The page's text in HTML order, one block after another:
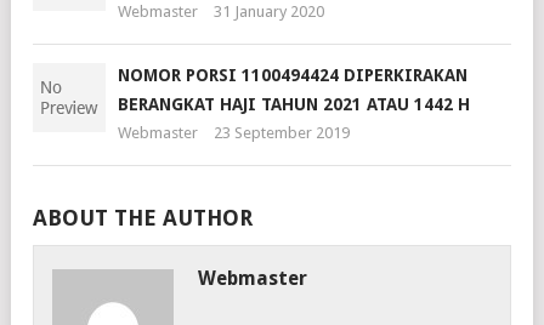
Webmaster 31 January 2020
NOMOR PORSI 1100494424 DIPERKIRAKAN
BERANGKAT HAJI TAHUN 2021 ATAU 1442 H
Webmaster 23 September 2019
ABOUT THE AUTHOR
Webmaster